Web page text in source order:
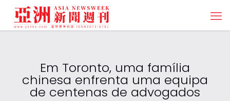
Em Toronto, uma família
chinesa enfrenta uma equipa
de centenas de advogados